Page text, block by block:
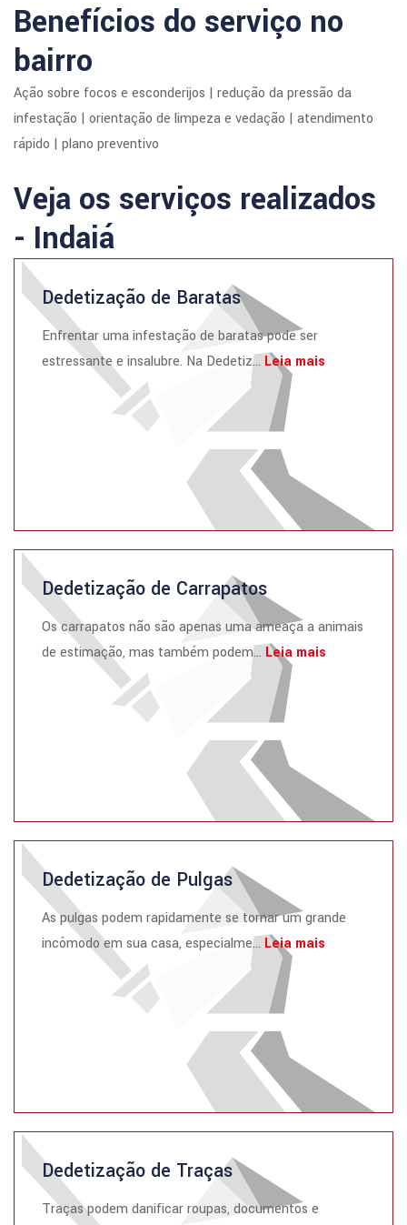
Benefícios do serviço no
bairro
Ação sobre focos e esconderijos | redução da pressão da
infestação | orientação de limpeza e vedação | atendimento
rápido | plano preventivo
Veja os serviços realizados
- Indaiá
Dedetização de Baratas
Enfrentar uma infestação de baratas pode ser
estressante e insalubre. Na Dedetiz... Leia mais
Dedetização de Carrapatos
Os carrapatos não são apenas uma ameaça a animais
de estimação, mas também podem... Leia mais
Dedetização de Pulgas
As pulgas podem rapidamente se tornar um grande
incômodo em sua casa, especialme... Leia mais
Dedetização de Traças
Traças podem danificar roupas, documentos e